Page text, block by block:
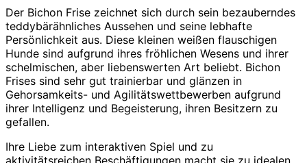
Der Bichon Frise zeichnet sich durch sein bezauberndes
teddybärähnliches Aussehen und seine lebhafte
Persönlichkeit aus. Diese kleinen weißen flauschigen
Hunde sind aufgrund ihres fröhlichen Wesens und ihrer
schelmischen, aber liebenswerten Art beliebt. Bichon
Frises sind sehr gut trainierbar und glänzen in
Gehorsamkeits- und Agilitätswettbewerben aufgrund
ihrer Intelligenz und Begeisterung, ihren Besitzern zu
gefallen.
Ihre Liebe zum interaktiven Spiel und zu